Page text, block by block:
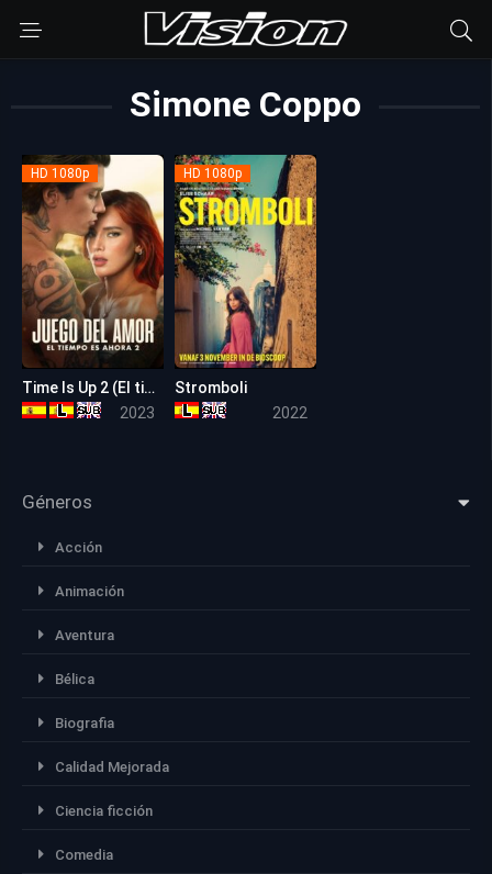
Simone Coppo
HD 1080p
Time Is Up 2 (El tiempo es ahora 2)
2023
HD 1080p
Stromboli
2022
Géneros
Acción
Animación
Aventura
Bélica
Biografia
Calidad Mejorada
Ciencia ficción
Comedia